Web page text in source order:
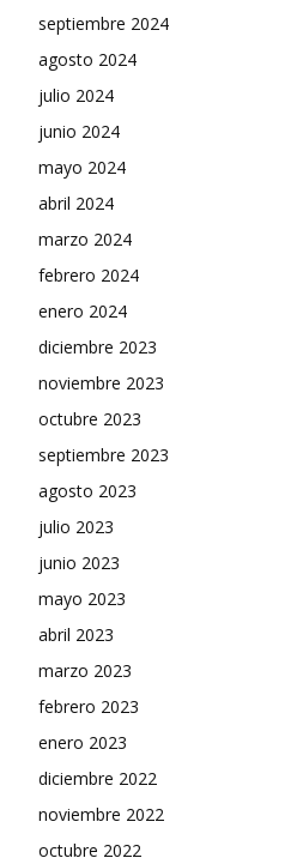
septiembre 2024
agosto 2024
julio 2024
junio 2024
mayo 2024
abril 2024
marzo 2024
febrero 2024
enero 2024
diciembre 2023
noviembre 2023
octubre 2023
septiembre 2023
agosto 2023
julio 2023
junio 2023
mayo 2023
abril 2023
marzo 2023
febrero 2023
enero 2023
diciembre 2022
noviembre 2022
octubre 2022